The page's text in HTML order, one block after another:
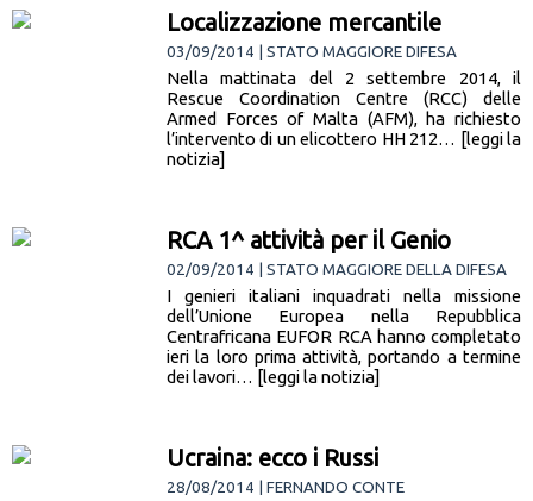
Localizzazione mercantile
03/09/2014 | STATO MAGGIORE DIFESA
Nella mattinata del 2 settembre 2014, il
Rescue Coordination Centre (RCC) delle
Armed Forces of Malta (AFM), ha richiesto
l’intervento di un elicottero HH 212… [leggi la
notizia]
RCA 1^ attività per il Genio
02/09/2014 | STATO MAGGIORE DELLA DIFESA
I genieri italiani inquadrati nella missione
dell’Unione Europea nella Repubblica
Centrafricana EUFOR RCA hanno completato
ieri la loro prima attività, portando a termine
dei lavori… [leggi la notizia]
Ucraina: ecco i Russi
28/08/2014 | FERNANDO CONTE